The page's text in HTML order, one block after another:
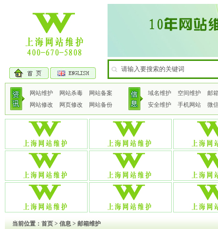
网站维护 网站杀毒
网站备案
网站修改
网页修改 网站备份
域名维护 空间维护
邮
安全维护
手机网站 微
当前位置： 首页 > 信息 > 邮箱维护